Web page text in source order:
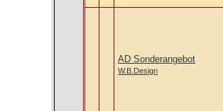
AD Sonderangebot
W.B.Design